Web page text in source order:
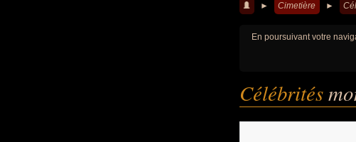
► Cimetière ►
En poursuivant votre
Célébrités